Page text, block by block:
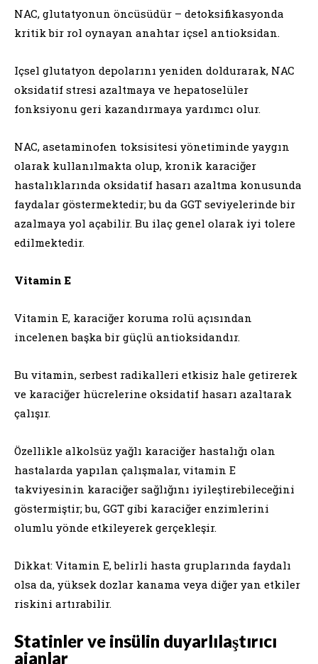
NAC, glutatyonun öncüsüdür – detoksifikasyonda
kritik bir rol oynayan anahtar içsel antioksidan.
Içsel glutatyon depolarını yeniden doldurarak, NAC
oksidatif stresi azaltmaya ve hepatoselüler
fonksiyonu geri kazandırmaya yardımcı olur.
NAC, asetaminofen toksisitesi yönetiminde yaygın
olarak kullanılmakta olup, kronik karaciğer
hastalıklarında oksidatif hasarı azaltma konusunda
faydalar göstermektedir; bu da GGT seviyelerinde bir
azalmaya yol açabilir. Bu ilaç genel olarak iyi tolere
edilmektedir.
Vitamin E
Vitamin E, karaciğer koruma rolü açısından
incelenen başka bir güçlü antioksidandır.
Bu vitamin, serbest radikalleri etkisiz hale getirerek
ve karaciğer hücrelerine oksidatif hasarı azaltarak
çalışır.
Özellikle alkolsüz yağlı karaciğer hastalığı olan
hastalarda yapılan çalışmalar, vitamin E
takviyesinin karaciğer sağlığını iyileştirebileceğini
göstermiştir; bu, GGT gibi karaciğer enzimlerini
olumlu yönde etkileyerek gerçekleşir.
Dikkat: Vitamin E, belirli hasta gruplarında faydalı
olsa da, yüksek dozlar kanama veya diğer yan etkiler
riskini artırabilir.
Statinler ve insülin duyarlılaştırıcı
ajanlar